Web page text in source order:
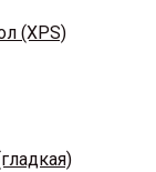
(XPS)